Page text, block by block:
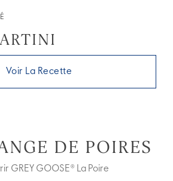
Voir La Recette
DE POIRES
GREY GOOSE® La Poire